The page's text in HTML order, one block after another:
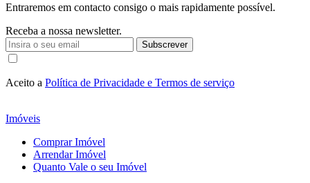
Entraremos em contacto consigo o mais rapidamente possível.
Receba a nossa newsletter.
Subscrever
Aceito a Política de Privacidade e Termos de serviço
Imóveis
Comprar Imóvel
Arrendar Imóvel
Quanto Vale o seu Imóvel